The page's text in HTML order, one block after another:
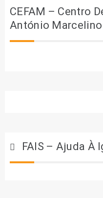
CEFAM – Centro
António Marcelino
FAIS – Ajuda À